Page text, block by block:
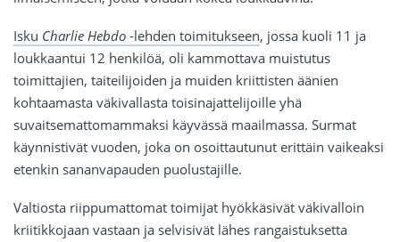
Isku Charlie Hebdo -lehden toimitukseen, jossa kuoli 11 ja
loukkaantui 12 henkilöä, oli kammottava muistutus
toimittajien, taiteilijoiden ja muiden kriittisten äänien
kohtaamasta väkivallasta toisinajattelijoille yhä
suvaitsemattomammaksi käyvässä maailmassa. Surmat
käynnistivät vuoden, joka on osoittautunut erittäin vaikeaksi
etenkin sananvapauden puolustajille.
Valtiosta riippumattomat toimijat hyökkäsivät väkivalloin
kriitikkojaan vastaan ja selvisivät lähes rangaistuksetta